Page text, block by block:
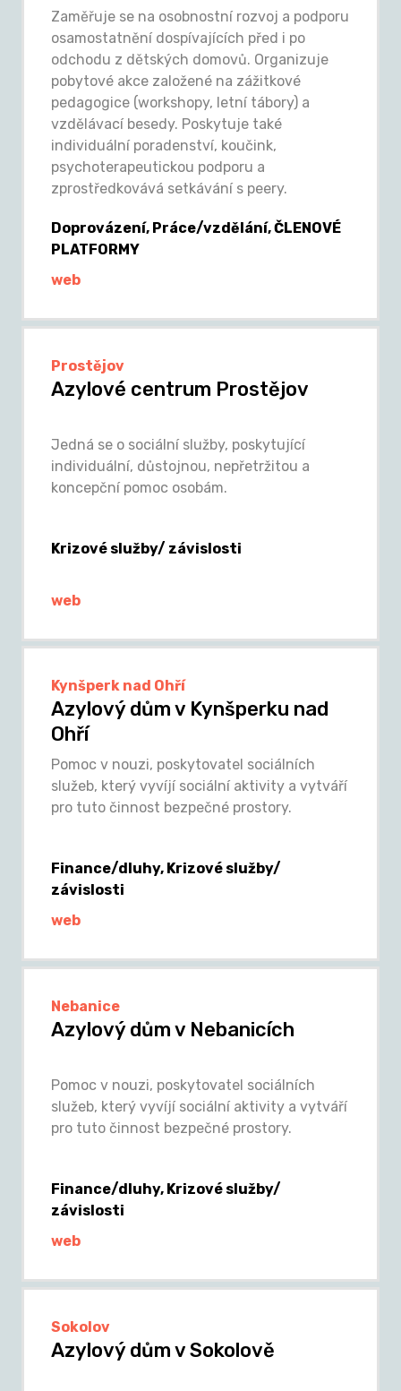
Zaměřuje se na osobnostní rozvoj a podporu
osamostatnění dospívajících před i po
odchodu z dětských domovů. Organizuje
pobytové akce založené na zážitkové
pedagogice (workshopy, letní tábory) a
vzdělávací besedy. Poskytuje také
individuální poradenství, koučink,
psychoterapeutickou podporu a
zprostředkovává setkávání s peery.
Doprovázení, Práce/vzdělání, ČLENOVÉ
PLATFORMY
web
Prostějov
Azylové centrum Prostějov
Jedná se o sociální služby, poskytující
individuální, důstojnou, nepřetržitou a
koncepční pomoc osobám.
Krizové služby/ závislosti
web
Kynšperk nad Ohří
Azylový dům v Kynšperku nad
Ohří
Pomoc v nouzi, poskytovatel sociálních
služeb, který vyvíjí sociální aktivity a vytváří
pro tuto činnost bezpečné prostory.
Finance/dluhy, Krizové služby/
závislosti
web
Nebanice
Azylový dům v Nebanicích
Pomoc v nouzi, poskytovatel sociálních
služeb, který vyvíjí sociální aktivity a vytváří
pro tuto činnost bezpečné prostory.
Finance/dluhy, Krizové služby/
závislosti
web
Sokolov
Azylový dům v Sokolově